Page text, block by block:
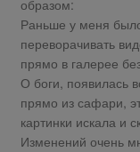
образом:
Раньше у меня
переворачивать
прямо в галерее
О боги, появилась
прямо из сафари,
картинки искала и
Изменений очень